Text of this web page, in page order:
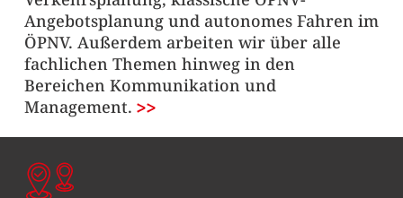
Angebotsplanung und autonomes Fahren im
ÖPNV. Außerdem arbeiten wir über alle
fachlichen Themen hinweg in den
Bereichen Kommunikation und
Management.